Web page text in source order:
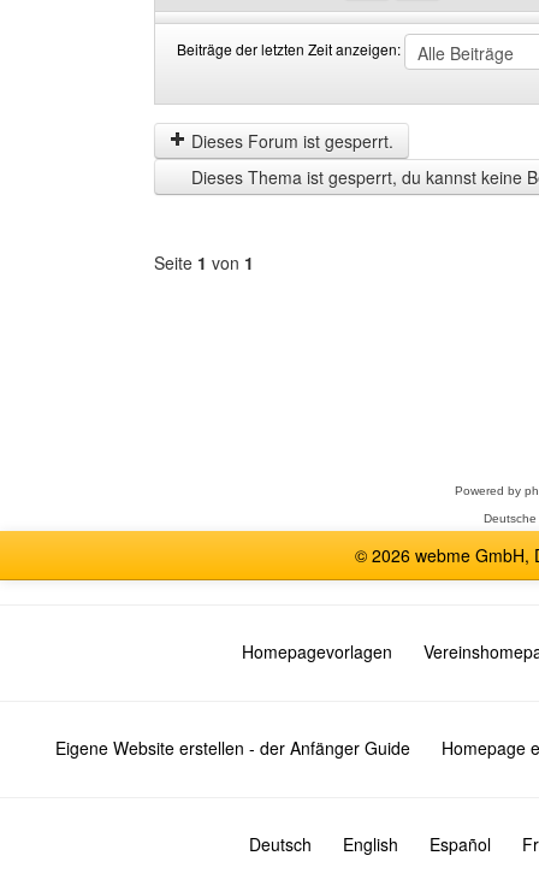
Beiträge der letzten Zeit anzeigen:
der
letzten
Zeit
anzeigen
by
Dieses Forum ist gesperrt.
Dieses Thema ist gesperrt, du kannst keine
Seite 1 von 1
Powered by
© 2026 webme GmbH,
Homepagevorlagen
Eigene Website erstellen - der Anfänger Guide Homepage
Deutsch English Español